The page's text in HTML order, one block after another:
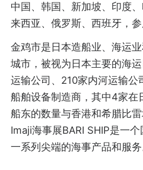
中国、韩国、新加坡、印度
来西亚、俄罗斯、西班牙，参
金鸡市是日本造船业、海运
城市，被视为日本主要的海
运输公司、210家内河运输公
船舶设备制造商，其中4家在
船东的数量与香港和希腊比
Imaji海事展BARI SHIP是一
一系列尖端的海事产品和服务